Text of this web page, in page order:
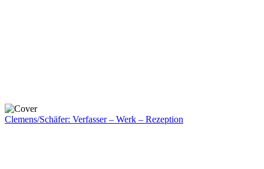
Clemens/Schäfer: Verfasser – Werk – Rezeption